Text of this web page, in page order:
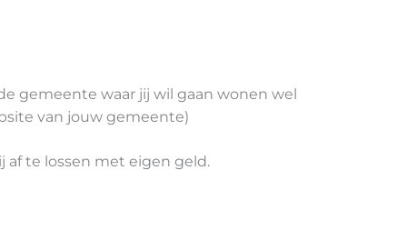
gemeente waar jij wil gaan wonen wel
van jouw gemeente)
af te lossen met eigen geld.